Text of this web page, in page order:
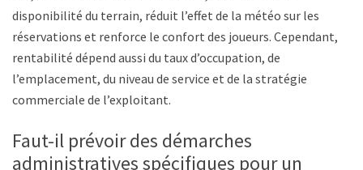
disponibilité du terrain, réduit l’effet de la météo sur les
réservations et renforce le confort des joueurs. Cependant, la
rentabilité dépend aussi du taux d’occupation, de
l’emplacement, du niveau de service et de la stratégie
commerciale de l’exploitant.
Faut-il prévoir des démarches
administratives spécifiques pour un